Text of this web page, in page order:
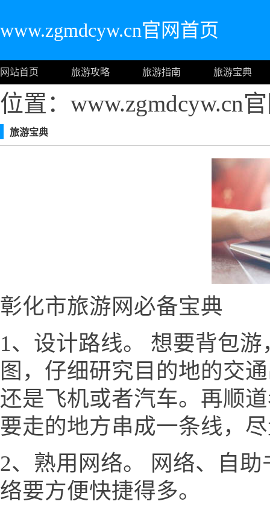
www.zgmdcyw.cn官网首页
网站首页 旅游攻略 旅游指南 旅游宝典
位置：www.zgmdcyw.cn
旅游宝典
彰化市旅游网必备宝典
1、设计路线。 想要背包
图，仔细研究目的地的交
还是飞机或者汽车。再顺
要走的地方串成一条线，
2、熟用网络。 网络、自
络要方便快捷得多。